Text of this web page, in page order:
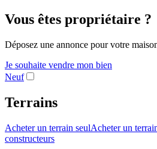
Vous êtes propriétaire ?
Déposez une annonce pour votre
Je souhaite vendre mon bien
Neuf
Terrains
Acheter un terrain seulAcheter un
constructeurs